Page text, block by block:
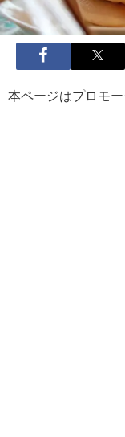
本ページはプロモ